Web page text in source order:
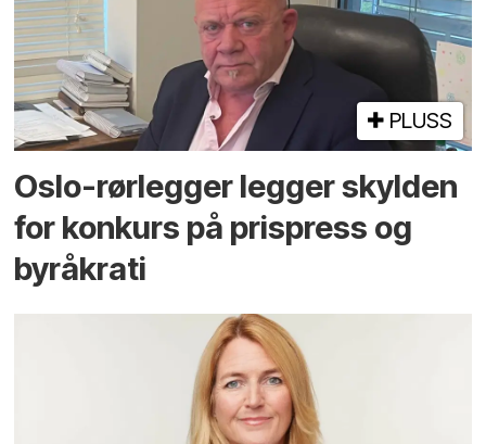
PLUSS
Oslo-rørlegger legger skylden
for konkurs på prispress og
byråkrati